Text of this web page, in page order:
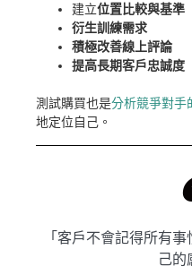
建立位置比較與基準
衍生訓練需求
積極改善線上評論
提高長期客戶忠誠度
測試購買也是分析競爭對手
地定位自己。
「客戶不會記得所有
己的